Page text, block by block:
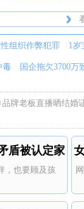
也挺有意思，
蹭的，反正人
是全靠同行拉
蹭的，反正人
是全靠同行拉
组织作弊犯罪 1岁
毒 国企拖欠3700万
牌老板直播晒结婚
盾被认定家
，也要顾及孩